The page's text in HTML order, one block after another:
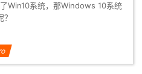
Win10系统，那Windows 10系统